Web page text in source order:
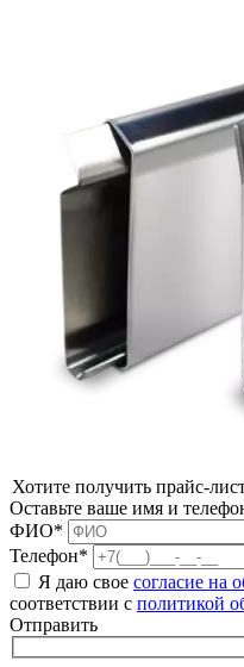
Хотите получить прайс-
Оставьте ваше имя и
ФИО*
Телефон*
Я даю свое согласие на
соответствии с политикой
Отправить